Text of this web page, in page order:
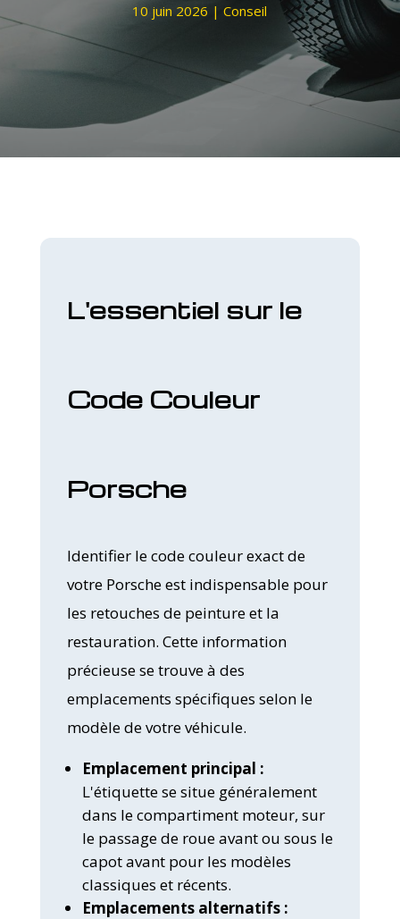
10 juin 2026 |Conseil
L'essentiel sur le
Code Couleur
Porsche
Identifier le code couleur exact de
votre Porsche est indispensable pour
les retouches de peinture et la
restauration. Cette information
précieuse se trouve à des
emplacements spécifiques selon le
modèle de votre véhicule.
Emplacement principal :
L'étiquette se situe généralement
dans le compartiment moteur, sur
le passage de roue avant ou sous le
capot avant pour les modèles
classiques et récents.
Emplacements alternatifs :